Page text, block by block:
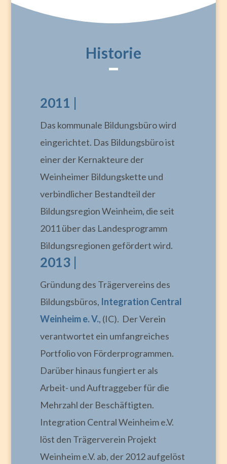
Historie
2011 |
Das kommunale Bildungsbüro wird
eingerichtet. Das Bildungsbüro ist
einer der Kernakteure der
Weinheimer Bildungskette und
verbindlicher Bestandteil der
Bildungsregion Weinheim, die seit
2011 über das Landesprogramm
Bildungsregionen gefördert wird.
2013 |
Gründung des Trägervereins des
Bildungsbüros, Integration Central
Weinheim e. V., (IC). Der Verein
verantwortet ein umfangreiches
Portfolio von Förderprogrammen.
Darüber hinaus fungiert er als
Arbeit- und Auftraggeber für die
Mehrzahl der Beschäftigten.
Integration Central Weinheim e.V.
löst den Trägerverein Projekt
Weinheim e.V. ab, der 2012 aufgelöst